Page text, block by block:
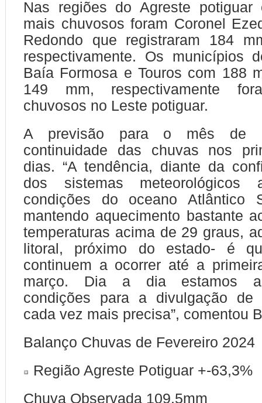
Nas regiões do Agreste potiguar
mais chuvosos foram Coronel
Redondo que registraram 184
respectivamente. Os municípios
Baía Formosa e Touros com 188
149 mm, respectivamente
chuvosos no Leste potiguar.
A previsão para o mês de
continuidade das chuvas nos
dias. “A tendência, diante da
dos sistemas meteorológicos
condições do oceano Atlântico
mantendo aquecimento bastante
temperaturas acima de 29 graus,
litoral, próximo do estado- é
continuem a ocorrer até a
março. Dia a dia estamos
condições para a divulgação de
cada vez mais precisa”, comentou
Balanço Chuvas de Fevereiro 2024
Região Agreste Potiguar +-63,3%
Chuva Observada 109.5mm